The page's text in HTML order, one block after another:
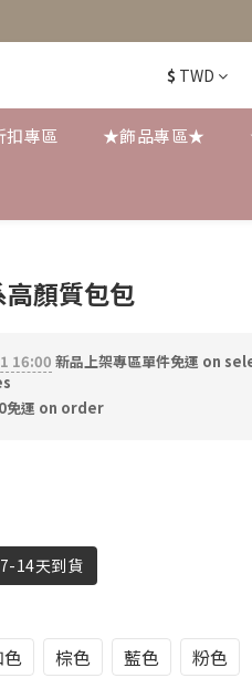
$ TWD
扣專區 ★飾品專區★
顏質包包
16:00 新品上架專區單件免運 on
免運 on order
14天到貨
棕色 藍色 粉色